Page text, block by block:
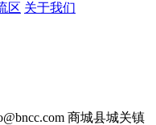
区 关于我们
商城县城关镇